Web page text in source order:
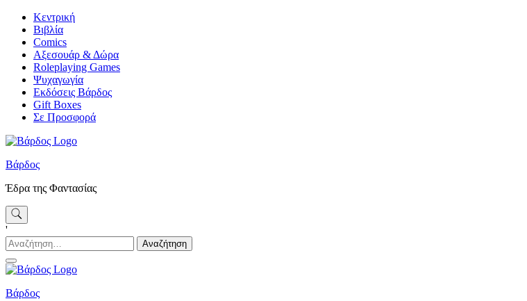
Skip
content
Κεντρική
Βιβλία
Comics
Αξεσουάρ & Δώρα
Roleplaying Games
Ψυχαγωγία
Εκδόσεις Βάρδος
Gift Boxes
Σε Προσφορά
Βάρδος
Έδρα της Φαντασίας
'
Αναζήτηση
για:
Βάρδος